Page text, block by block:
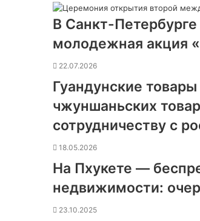
В Санкт-
молодежная акция
22.07.2026
Гуандунские
чжуншаньских
сотрудничеству с
18.05.2026
На Пхукете —
недвижимости:
23.10.2025